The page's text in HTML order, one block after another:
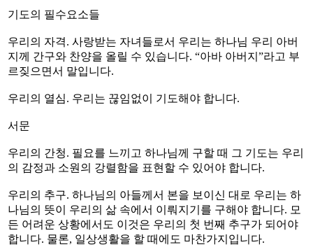
기도의 필수요소들
우리의 자격. 사랑받는 자녀들로서 우리는 하나님 우리 아버
지께 간구와 찬양을 올릴 수 있습니다. “아바 아버지”라고 부
르짖으면서 말입니다.
우리의 열심. 우리는 끊임없이 기도해야 합니다.
서문
우리의 간청. 필요를 느끼고 하나님께 구할 때 그 기도는 우리
의 감정과 소원의 강렬함을 표현할 수 있어야 합니다.
우리의 추구. 하나님의 아들께서 본을 보이신 대로 우리는 하
나님의 뜻이 우리의 삶 속에서 이뤄지기를 구해야 합니다. 모
든 어려운 상황에서도 이것은 우리의 첫 번째 추구가 되어야
합니다. 물론, 일상생활을 할 때에도 마찬가지입니다.